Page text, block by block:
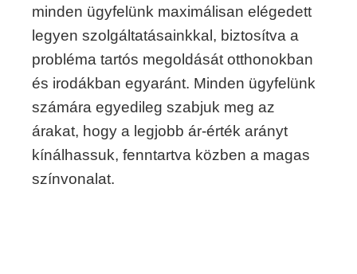
minden ügyfelünk maximálisan elégedett
legyen szolgáltatásainkkal, biztosítva a
probléma tartós megoldását otthonokban
és irodákban egyaránt. Minden ügyfelünk
számára egyedileg szabjuk meg az
árakat, hogy a legjobb ár-érték arányt
kínálhassuk, fenntartva közben a magas
színvonalat.